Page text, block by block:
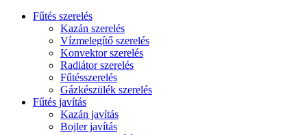
Fűtés szerelés
Kazán szerelés
Vízmelegítő szerelés
Konvektor szerelés
Radiátor szerelés
Fűtésszerelés
Gázkészülék szerelés
Fűtés javítás
Kazán javítás
Bojler javítás